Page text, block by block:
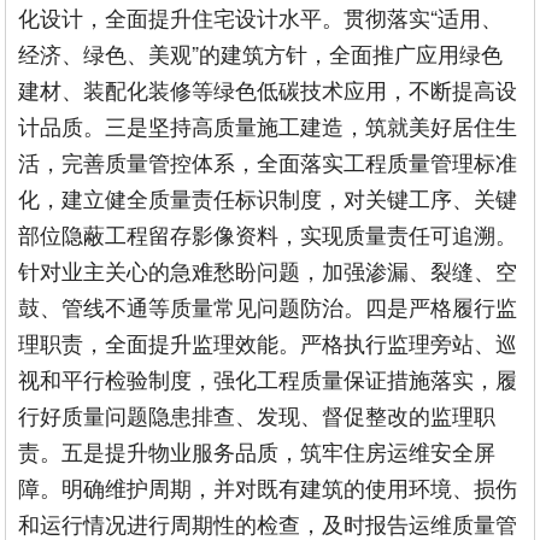
化设计，全面提升住宅设计水平。贯彻落实“适用、
经济、绿色、美观”的建筑方针，全面推广应用绿色
建材、装配化装修等绿色低碳技术应用，不断提高设
计品质。三是坚持高质量施工建造，筑就美好居住生
活，完善质量管控体系，全面落实工程质量管理标准
化，建立健全质量责任标识制度，对关键工序、关键
部位隐蔽工程留存影像资料，实现质量责任可追溯。
针对业主关心的急难愁盼问题，加强渗漏、裂缝、空
鼓、管线不通等质量常见问题防治。四是严格履行监
理职责，全面提升监理效能。严格执行监理旁站、巡
视和平行检验制度，强化工程质量保证措施落实，履
行好质量问题隐患排查、发现、督促整改的监理职
责。五是提升物业服务品质，筑牢住房运维安全屏
障。明确维护周期，并对既有建筑的使用环境、损伤
和运行情况进行周期性的检查，及时报告运维质量管